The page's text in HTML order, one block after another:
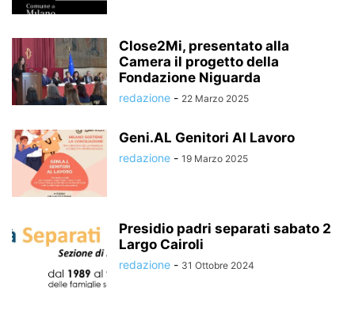
Close2Mi, presentato alla
Camera il progetto della
Fondazione Niguarda
redazione - 22 Marzo 2025
Geni.AL Genitori Al Lavoro
redazione - 19 Marzo 2025
Presidio padri separati sabato 2
Largo Cairoli
redazione - 31 Ottobre 2024